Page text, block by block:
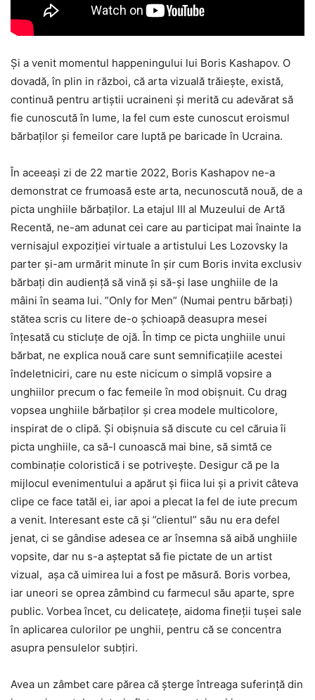
Și a venit momentul happeningului lui Boris Kashapov. O
dovadă, în plin in război, că arta vizuală trăiește, există,
continuă pentru artiștii ucraineni și merită cu adevărat să
fie cunoscută în lume, la fel cum este cunoscut eroismul
bărbaților și femeilor care luptă pe baricade în Ucraina.
În aceeași zi de 22 martie 2022, Boris Kashapov ne-a
demonstrat ce frumoasă este arta, necunoscută nouă, de a
picta unghiile bărbaților. La etajul III al Muzeului de Artă
Recentă, ne-am adunat cei care au participat mai înainte la
vernisajul expoziției virtuale a artistului Les Lozovsky la
parter și-am urmărit minute în șir cum Boris invita exclusiv
bărbați din audiență să vină și să-și lase unghiile de la
mâini în seama lui. ”Only for Men” (Numai pentru bărbați)
stătea scris cu litere de-o șchioapă deasupra mesei
înțesată cu sticluțe de ojă. În timp ce picta unghiile unui
bărbat, ne explica nouă care sunt semnificațiile acestei
îndeletniciri, care nu este nicicum o simplă vopsire a
unghiilor precum o fac femeile în mod obișnuit. Cu drag
vopsea unghiile bărbaților și crea modele multicolore,
inspirat de o clipă. Și obișnuia să discute cu cel căruia îi
picta unghiile, ca să-l cunoască mai bine, să simtă ce
combinație coloristică i se potrivește. Desigur că pe la
mijlocul evenimentului a apărut și fiica lui și a privit câteva
clipe ce face tatăl ei, iar apoi a plecat la fel de iute precum
a venit. Interesant este că și ”clientul” său nu era defel
jenat, ci se gândise adesea ce ar însemna să aibă unghiile
vopsite, dar nu s-a așteptat să fie pictate de un artist
vizual, așa că uimirea lui a fost pe măsură. Boris vorbea,
iar uneori se oprea zâmbind cu farmecul său aparte, spre
public. Vorbea încet, cu delicatețe, aidoma fineții tușei sale
în aplicarea culorilor pe unghii, pentru că se concentra
asupra pensulelor subțiri.
Avea un zâmbet care părea că șterge întreaga suferință din